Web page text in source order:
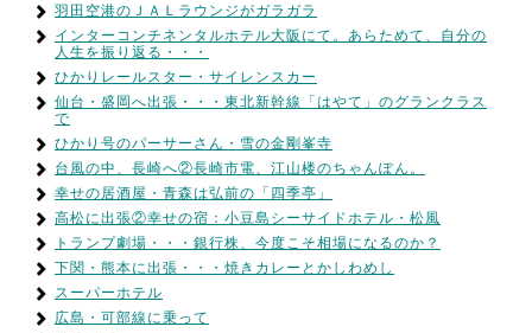
羽田空港のＪＡＬラウンジがガラガラ
インターコンチネンタルホテル大阪にて。あらためて、自分の
人生を振り返る・・・
ひかりレールスター・サイレンスカー
仙台・盛岡へ出張・・・東北新幹線「はやて」のグランクラス
で
ひかり号のパーサーさん・雪の金剛峯寺
台風の中、長崎へ②長崎市電、江山楼のちゃんぽん。
幸せの居酒屋・青森は弘前の「四季亭」
高松に出張②幸せの宿：小豆島シーサイドホテル・松風
トランプ劇場・・・銀行株、今度こそ相場になるのか？
下関・熊本に出張・・・焼きカレーとかしわめし
スーパーホテル
広島・可部線に乗って